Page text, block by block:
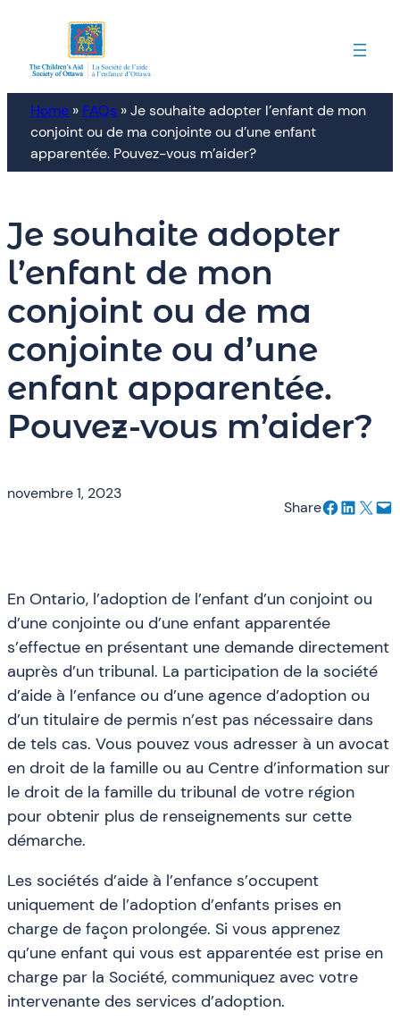
contenu
Home » FAQs »Je souhaite adopter l’enfant de mon
conjoint ou de ma conjointe ou d’une enfant
apparentée. Pouvez-vous m’aider?
Je souhaite adopter
l’enfant de mon
conjoint ou de ma
conjointe ou d’une
enfant apparentée.
Pouvez-vous m’aider?
novembre 1, 2023
SharePartager sur Facebook Partager sur LinkedIn Envoyer cette page par e-mail
En Ontario, l’adoption de l’enfant d’un conjoint ou
d’une conjointe ou d’une enfant apparentée
s’effectue en présentant une demande directement
auprès d’un tribunal. La participation de la société
d’aide à l’enfance ou d’une agence d’adoption ou
d’un titulaire de permis n’est pas nécessaire dans
de tels cas. Vous pouvez vous adresser à un avocat
en droit de la famille ou au Centre d’information sur
le droit de la famille du tribunal de votre région
pour obtenir plus de renseignements sur cette
démarche.
Les sociétés d’aide à l’enfance s’occupent
uniquement de l’adoption d’enfants prises en
charge de façon prolongée. Si vous apprenez
qu’une enfant qui vous est apparentée est prise en
charge par la Société, communiquez avec votre
intervenante des services d’adoption.